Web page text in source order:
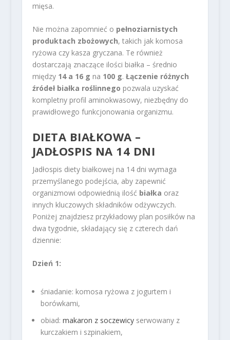
mięsa.
Nie można zapomnieć o pełnoziarnistych
produktach zbożowych, takich jak komosa
ryżowa czy kasza gryczana. Te również
dostarczają znaczące ilości białka – średnio
między 14 a 16 g na 100 g. Łączenie różnych
źródeł białka roślinnego pozwala uzyskać
kompletny profil aminokwasowy, niezbędny do
prawidłowego funkcjonowania organizmu.
DIETA BIAŁKOWA –
JADŁOSPIS NA 14 DNI
Jadłospis diety białkowej na 14 dni wymaga
przemyślanego podejścia, aby zapewnić
organizmowi odpowiednią ilość białka oraz
innych kluczowych składników odżywczych.
Poniżej znajdziesz przykładowy plan posiłków na
dwa tygodnie, składający się z czterech dań
dziennie:
Dzień 1:
śniadanie: komosa ryżowa z jogurtem i
borówkami,
obiad: makaron z soczewicyserwowany z
kurczakiem i szpinakiem,